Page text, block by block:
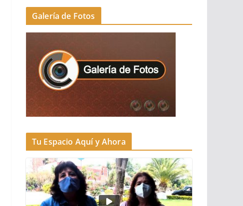
Galería de Fotos
Tu Espacio Aquí y Ahora